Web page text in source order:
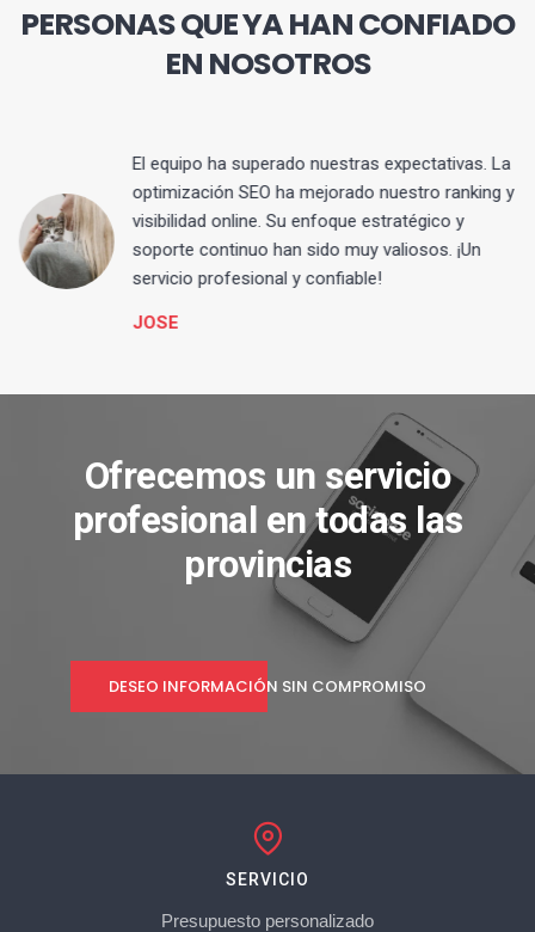
PERSONAS QUE YA HAN CONFIADO
EN NOSOTROS
El equipo ha superado nuestras expectativas. La
optimización SEO ha mejorado nuestro ranking y
visibilidad online. Su enfoque estratégico y
soporte continuo han sido muy valiosos. ¡Un
servicio profesional y confiable!
JOSE
Ofrecemos un servicio
profesional en todas las
provincias
DESEO INFORMACIÓN SIN COMPROMISO
SERVICIO
Presupuesto personalizado